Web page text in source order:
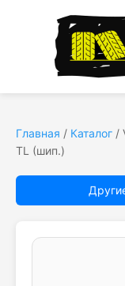
Главная / Каталог /
TL (шип.)